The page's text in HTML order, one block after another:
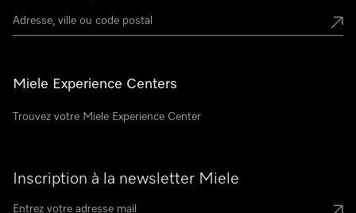
Miele Experience Centers
Trouvez votre Miele Experience Center
Inscription à la newsletter Miele